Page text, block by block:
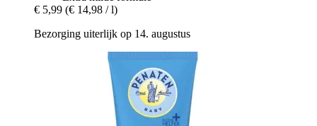
€ 5,99 (€ 14,98 / l)
Bezorging uiterlijk op 14. augustus